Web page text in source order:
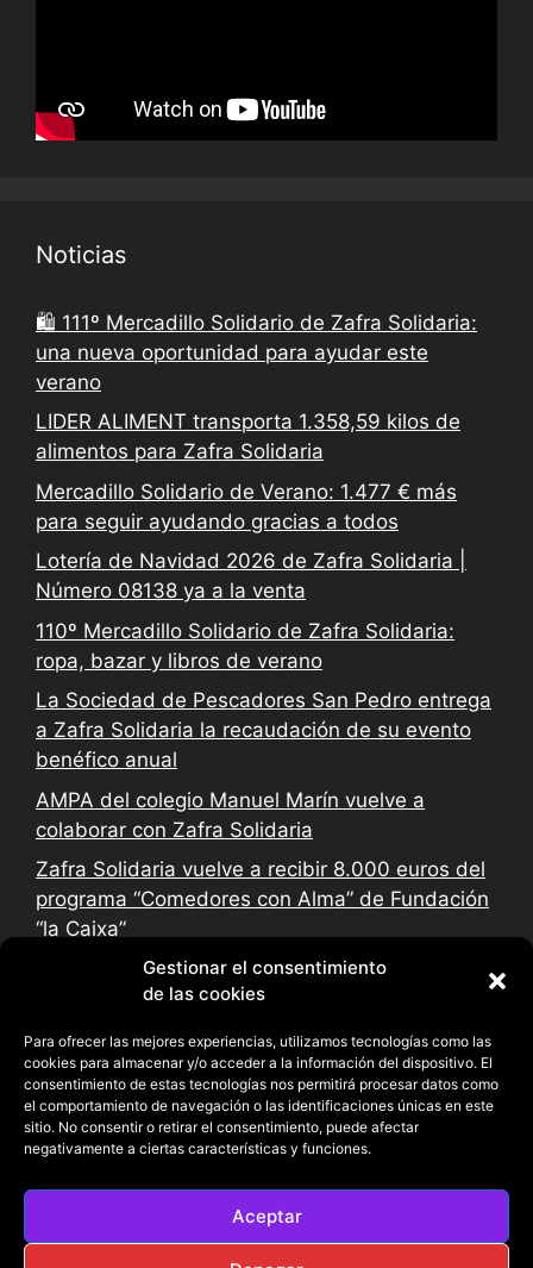
Gestionar el consentimiento
de las cookies
Para ofrecer las mejores experiencias, utilizamos tecnologías como las
cookies para almacenar y/o acceder a la información del dispositivo. El
consentimiento de estas tecnologías nos permitirá procesar datos como
el comportamiento de navegación o las identificaciones únicas en este
sitio. No consentir o retirar el consentimiento, puede afectar
negativamente a ciertas características y funciones.
Aceptar
Noticias
🛍️ 111º Mercadillo Solidario de Zafra Solidaria:
una nueva oportunidad para ayudar este
verano
LIDER ALIMENT transporta 1.358,59 kilos de
alimentos para Zafra Solidaria
Mercadillo Solidario de Verano: 1.477 € más
para seguir ayudando gracias a todos
Lotería de Navidad 2026 de Zafra Solidaria |
Número 08138 ya a la venta
110º Mercadillo Solidario de Zafra Solidaria:
ropa, bazar y libros de verano
La Sociedad de Pescadores San Pedro entrega
a Zafra Solidaria la recaudación de su evento
benéfico anual
AMPA del colegio Manuel Marín vuelve a
colaborar con Zafra Solidaria
Zafra Solidaria vuelve a recibir 8.000 euros del
programa “Comedores con Alma” de Fundación
“la Caixa”